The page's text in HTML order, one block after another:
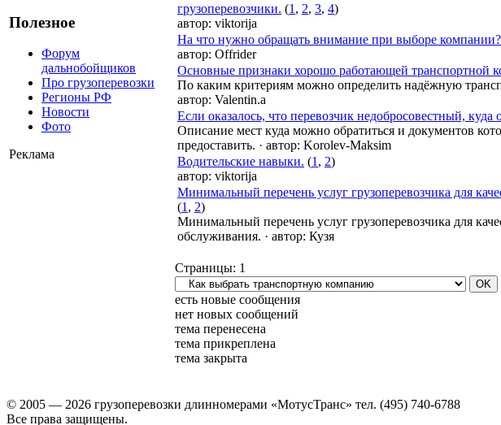
Полезное
Форум
дальнобойщиков
Про грузоперевозки
Регионы РФ
Новости
Фото
Реклама
грузоперевозчики. (1 , 2, 3, 4)
автор: viktorija
На что нужно обращать внимание при выборе компании?
автор: Offrider
Основные признаки хорошо работающей транспортной
По каким критериям можно определить надёжную
автор: Valentin.a
Если оказалось, что перевозчик недобросовестный, куда
Описание мест куда можно обратиться и документов
предоставить. · автор: Korolev-Maksim
Водительские навыки. (1 , 2)
автор: viktorija
Минимальный перечень услуг грузоперевозчика для
(1 , 2)
Минимальный перечень услуг грузоперевозчика для
обслуживания. · автор: Кузя
Страницы: 1
есть новые сообщения
нет новых сообщений
тема перенесена
тема прикреплена
тема закрыта
© 2005 — 2026 грузоперевозки длинномерами «МотусТранс» тел. (495) 740-6788
Все права защищены.